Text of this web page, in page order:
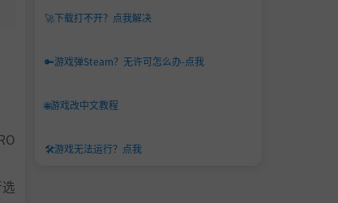
🚀下载打不开？点我解决
🔑游戏弹Steam？无许可怎么办-点我
🌐游戏改中文教程
🛠️游戏无法运行？点我